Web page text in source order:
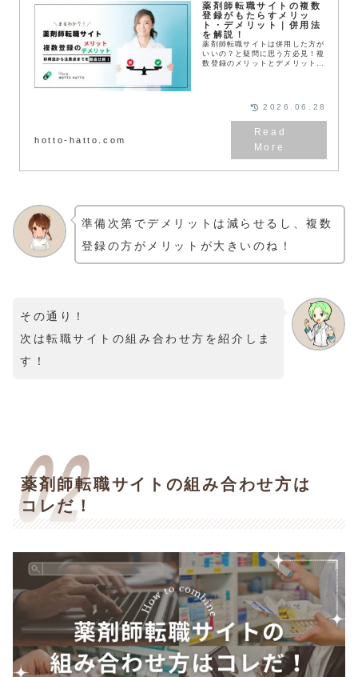
薬剤師転職サイトの複数
登録がもたらすメリッ
ト・デメリット｜併用法
を解説！
薬剤師転職サイトは併用した方が
いいの？と疑問に思う方必見！複
数登録のメリットとデメリットを
hotto-hatto.com
2026.06.28
準備次第でデメリットは減らせるし、複数
登録の方がメリットが大きいのね！
その通り！
次は転職サイトの組み合わせ方を紹介しま
す！
薬剤師転職サイトの組み合わせ方は
コレだ！